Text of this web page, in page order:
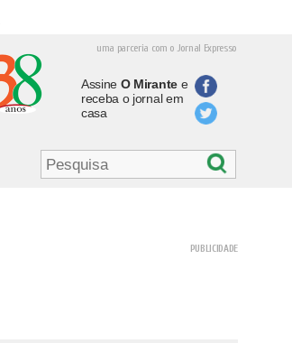
uma parceria com o Jornal Expresso
Assine O Mirantee
receba o jornal em
casa